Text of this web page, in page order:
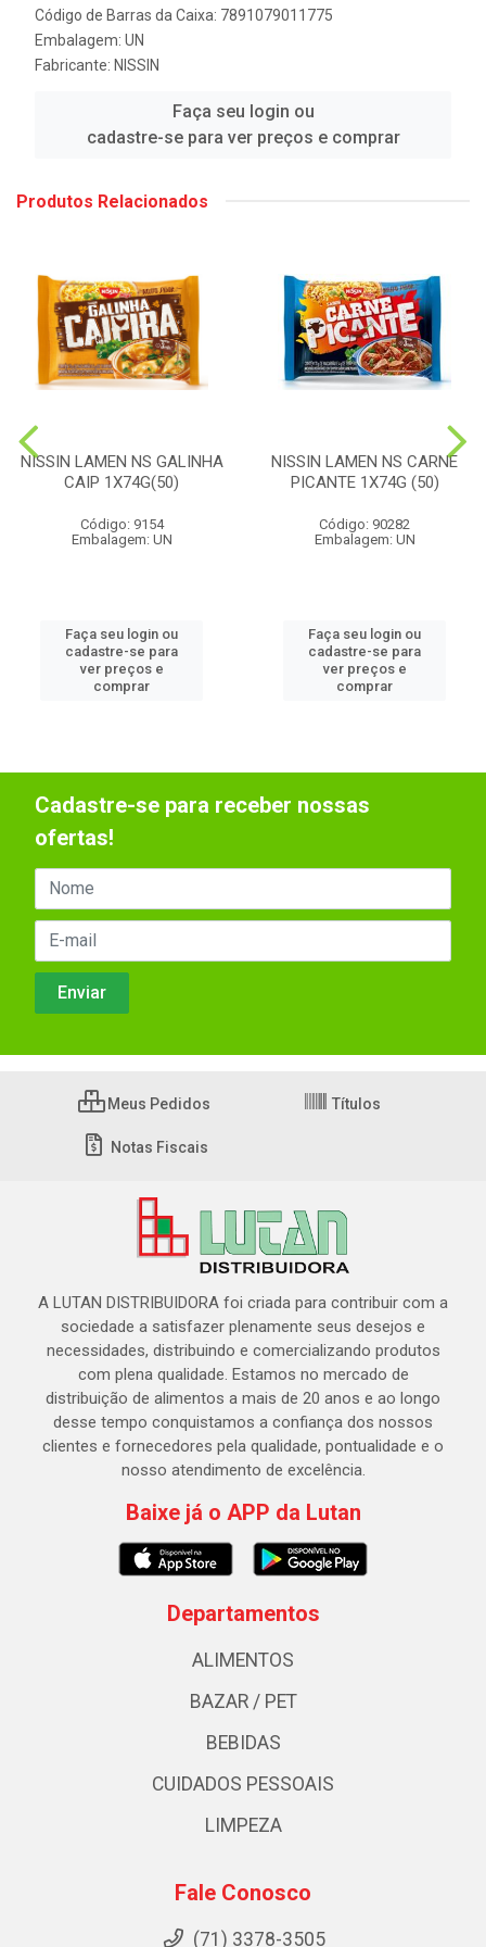
Código de Barras da Caixa: 7891079011775
Embalagem: UN
Fabricante: NISSIN
Faça seu login ou
cadastre-se para ver preços e comprar
Produtos Relacionados
NISSIN LAMEN NS GALINHA
CAIP 1X74G(50)
Código: 9154
Embalagem: UN
Faça seu login ou
cadastre-se para
ver preços e
comprar
NISSIN LAMEN NS CARNE
PICANTE 1X74G (50)
Código: 90282
Embalagem: UN
Faça seu login ou
cadastre-se para
ver preços e
comprar
Cadastre-se para receber nossas
ofertas!
Meus Pedidos Títulos
Notas Fiscais
A LUTAN DISTRIBUIDORA foi criada para contribuir com a
sociedade a satisfazer plenamente seus desejos e
necessidades, distribuindo e comercializando produtos
com plena qualidade. Estamos no mercado de
distribuição de alimentos a mais de 20 anos e ao longo
desse tempo conquistamos a confiança dos nossos
clientes e fornecedores pela qualidade, pontualidade e o
nosso atendimento de excelência.
Baixe já o APP da Lutan
Departamentos
ALIMENTOS
BAZAR / PET
BEBIDAS
CUIDADOS PESSOAIS
LIMPEZA
Fale Conosco
(71) 3378-3505